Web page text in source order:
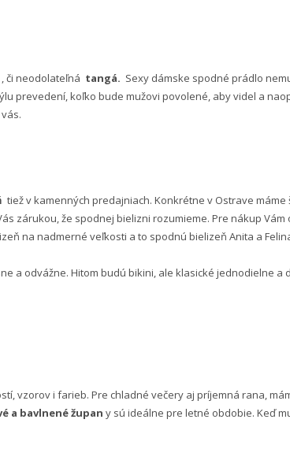
, či neodolateľná tangá. Sexy dámske spodné prádlo
prevedení, koľko bude mužovi povolené, aby videl a
tiež v kamenných predajniach. Konkrétne v Ostrave
zárukou, že spodnej bielizni rozumieme. Pre nákup
na nadmerné veľkosti a to spodnú bielizeň Anita a
a odvážne. Hitom budú bikini, ale klasické jednodielne
vzorov i farieb. Pre chladné večery aj príjemná rana,
a bavlnené župan y sú ideálne pre letné obdobie. Keď